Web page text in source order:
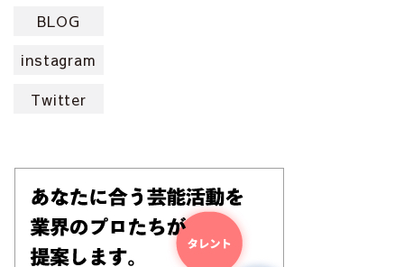
BLOG
instagram
Twitter